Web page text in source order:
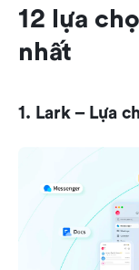
12 lựa
nhất
1. Lark – Lựa